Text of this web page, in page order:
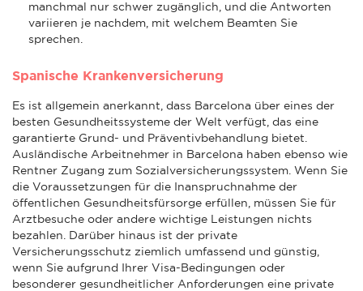
manchmal nur schwer zugänglich, und die Antworten
variieren je nachdem, mit welchem Beamten Sie
sprechen.
Spanische Krankenversicherung
Es ist allgemein anerkannt, dass Barcelona über eines der
besten Gesundheitssysteme der Welt verfügt, das eine
garantierte Grund- und Präventivbehandlung bietet.
Ausländische Arbeitnehmer in Barcelona haben ebenso wie
Rentner Zugang zum Sozialversicherungssystem. Wenn Sie
die Voraussetzungen für die Inanspruchnahme der
öffentlichen Gesundheitsfürsorge erfüllen, müssen Sie für
Arztbesuche oder andere wichtige Leistungen nichts
bezahlen. Darüber hinaus ist der private
Versicherungsschutz ziemlich umfassend und günstig,
wenn Sie aufgrund Ihrer Visa-Bedingungen oder
besonderer gesundheitlicher Anforderungen eine private